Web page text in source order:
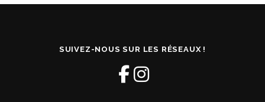
SUIVEZ-NOUS SUR LES RÉSEAUX !